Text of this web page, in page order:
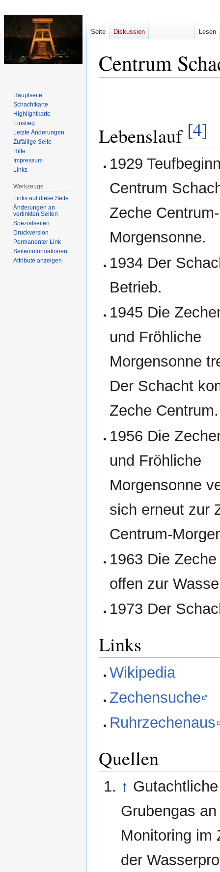
Centrum
Lebenslauf [4]
1929
Centrum
Zeche Centrum-
Morgensonne.
1934 Der
Betrieb.
1945 Die
und Fröhliche
Morgensonne
Der Schacht
Zeche Centrum.
1956 Die
und Fröhliche
Morgensonne
sich erneut zur
Centrum-
1963 Die
offen zur
1973 Der
Links
Wikipedia
Zechensuche
Ruhrzechenaus
Quellen
↑
Grubengas
Monitoring im
der
Seite Diskussion Lesen
Hauptseite
Schachtkarte
Highlightkarte
Einstieg
Letzte Änderungen
Zufällige Seite
Hilfe
Impressum
Links
Werkzeuge
Links auf diese Seite
Änderungen an
verlinkten Seiten
Spezialseiten
Druckversion
Permanenter Link
Seiten­­informationen
Attribute anzeigen